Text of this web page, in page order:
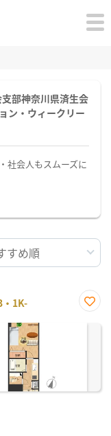
部神奈川県済生会
ン・ウィークリー
社会人もスムーズに
・1K-
に入